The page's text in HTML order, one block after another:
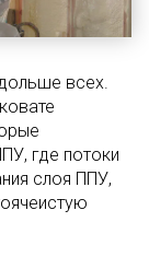
всех.
где потоки
слоя ППУ,